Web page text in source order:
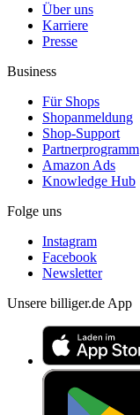
Über uns
Karriere
Presse
Business
Für Shops
Shopanmeldung
Shop-Support
Partnerprogramm
Amazon Ads
Knowledge Hub
Folge uns
Instagram
Facebook
Newsletter
Unsere billiger.de App